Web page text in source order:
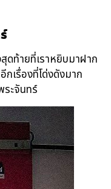
ดท้ายที่เราหยิบมาฝาก
กเรื่องที่โด่งดังมาก
ะจันทร์